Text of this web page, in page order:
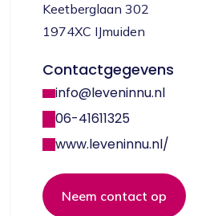
Keetberglaan 302
1974XC IJmuiden
Contactgegevens
info@leveninnu.nl
06-41611325
www.leveninnu.nl/
Neem contact op